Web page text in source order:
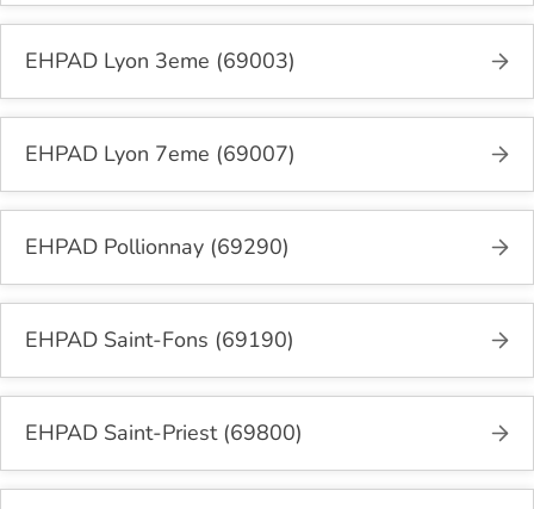
EHPAD Lyon 3eme (69003)
EHPAD Lyon 7eme (69007)
EHPAD Pollionnay (69290)
EHPAD Saint-Fons (69190)
EHPAD Saint-Priest (69800)